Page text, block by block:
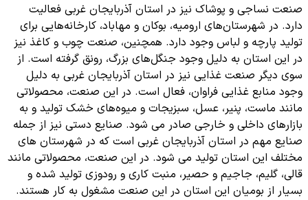
صنعت نساجی و پوشاک نیز در استان آذربایجان غربی فعالیت
دارد. در شهرستان‌های ارومیه، بوکان و مهاباد، کارخانه‌هایی برای
تولید پارچه و لباس وجود دارد. همچنین، صنعت چوب و کاغذ نیز
در این استان به دلیل وجود جنگل‌های بزرگ، رونق گرفته است. از
سوی دیگر صنعت غذایی نیز در استان آذربایجان غربی به دلیل
وجود منابع غذایی فراوان، فعال است. در این صنعت، محصولاتی
مانند ماست، پنیر، عسل، سبزیجات و میوه‌های خشک تولید و به
بازارهای داخلی و خارجی صادر می شود. صنایع دستی نیز از جمله
صنایع مهم در استان آذربایجان غربی است که در شهرستان‌ های
مختلف این استان تولید می شود. در این صنعت، محصولاتی مانند
قالی، گلیم، جاجیم و حصیر، منبت کاری و رودوزی تولید شده و
بسیار از بومیان این استان در این صنعت مشغول به کار هستند.